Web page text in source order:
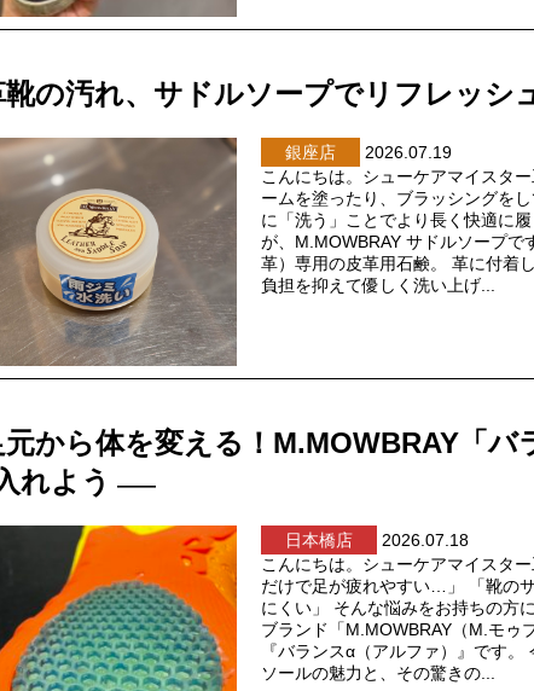
靴の汚れ、サドルソープでリフレッシ
銀座店
2026.07.19
こんにちは。シューケアマイスタ
ームを塗ったり、ブラッシングを
に「洗う」ことでより長く快適に
が、M.MOWBRAY サドルソープ
革）専用の皮革用石鹸。 革に付着
負担を抑えて優しく洗い上げ...
元から体を変える！M.MOWBRAY「バ
れよう
日本橋店
2026.07.18
こんにちは。シューケアマイスタ
だけで足が疲れやすい…」 「靴の
にくい」 そんな悩みをお持ちの方
ブランド「M.MOWBRAY（M.モゥ
『バランスα（アルファ）』です
ソールの魅力と、その驚きの...